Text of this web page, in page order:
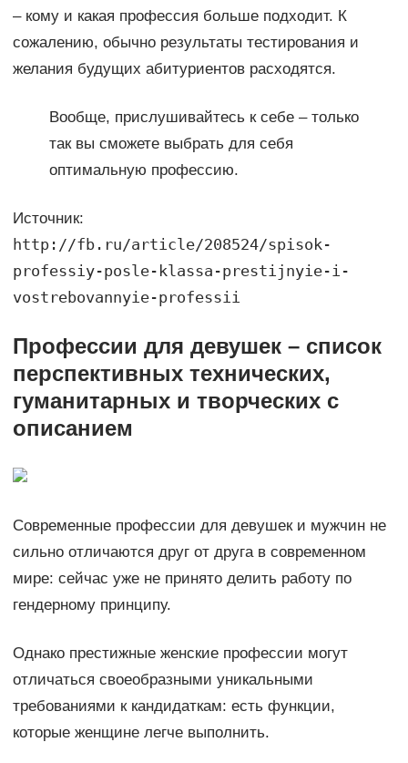
– кому и какая профессия больше подходит. К
сожалению, обычно результаты тестирования и
желания будущих абитуриентов расходятся.
Вообще, прислушивайтесь к себе – только
так вы сможете выбрать для себя
оптимальную профессию.
Источник:
http://fb.ru/article/208524/spisok-
professiy-posle-klassa-prestijnyie-i-
vostrebovannyie-professii
Профессии для девушек – список
перспективных технических,
гуманитарных и творческих с
описанием
Современные профессии для девушек и мужчин не
сильно отличаются друг от друга в современном
мире: сейчас уже не принято делить работу по
гендерному принципу.
Однако престижные женские профессии могут
отличаться своеобразными уникальными
требованиями к кандидаткам: есть функции,
которые женщине легче выполнить.